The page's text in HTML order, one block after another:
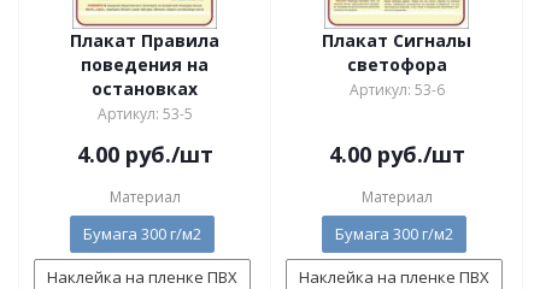
Плакат Правила
поведения на
остановках
Артикул: 53-5
4.00руб./шт
Материал
Бумага 300 г/м2
Наклейка на пленке ПВХ
Плакат Сигналы
светофора
Артикул: 53-6
4.00руб./шт
Материал
Бумага 300 г/м2
Наклейка на пленке ПВХ